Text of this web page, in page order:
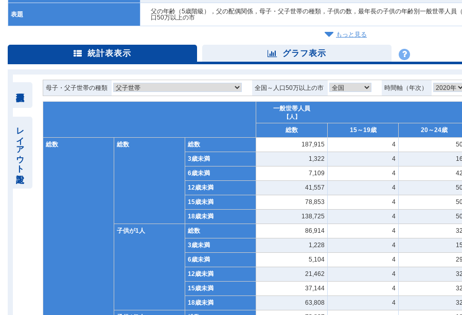
表題
父の年齢（5歳階級），父の配偶関係，母子・父子世帯の種類，子供の数，最年長の子供の年齢別一般世帯人員
口50万以上の市
もっと見る
統計表表示 グラフ表示
レイアウト設定
母子・父子世帯の種類 全国～人口50万以上の市 時間軸（年次）
一般世帯人員
【人】
総数 15～19歳 20～24歳
総数
総数 総数 187,915 4
3歳未満
1,322 4
6歳未満
7,109 4
12歳未満
41,557 4
15歳未満
78,853 4
18歳未満
138,725 4
子供が1人
総数 86,914 4
3歳未満
1,228 4
6歳未満
5,104 4
12歳未満
21,462 4
15歳未満
37,144 4
18歳未満
63,808 4